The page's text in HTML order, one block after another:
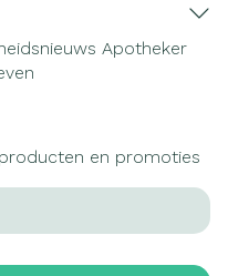
Apotheker
en promoties